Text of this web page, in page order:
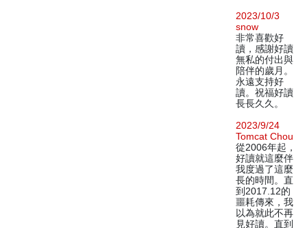
2023/10/3
snow
非常喜歡好
讀，感謝好讀
無私的付出與
陪伴的歲月。
永遠支持好
讀。祝福好讀
長長久久。
2023/9/24
Tomcat Chou
從2006年起，
好讀就這麼伴
我度過了這麼
長的時間。直
到2017.12的
噩耗傳來，我
以為就此不再
見好讀。直到